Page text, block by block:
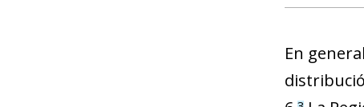
En